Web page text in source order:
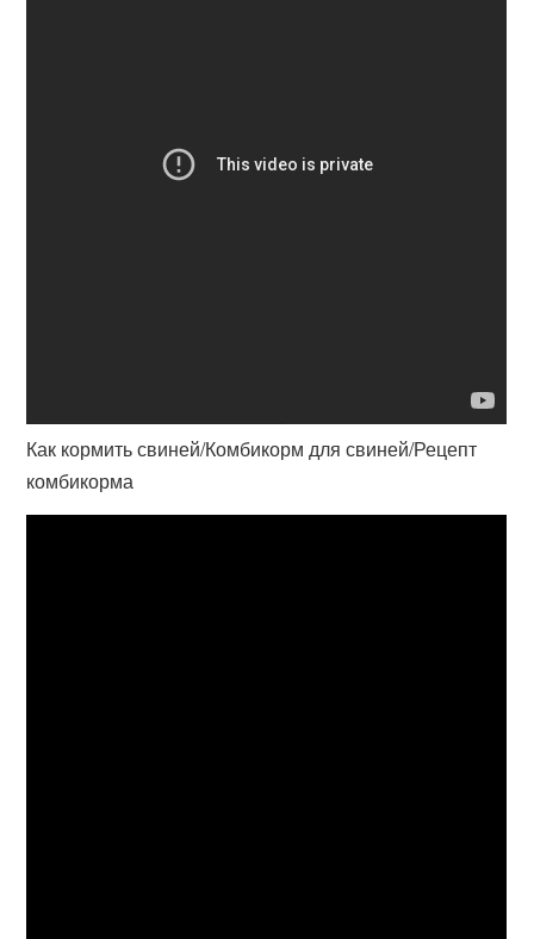
Как кормить свиней/Комбикорм для свиней/Рецепт
комбикорма